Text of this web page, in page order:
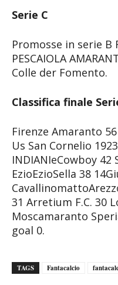
Serie C
Promosse in serie B
PESCAIOLA
Colle der Fomento.
Classifica finale
Firenze Amaranto 56
Us San Cornelio
INDIANIeCowboy 42
EzioEzioSella 38
31 Arretium F.C. 30
Moscamaranto
goal 0.
TAGS Fantacalcio